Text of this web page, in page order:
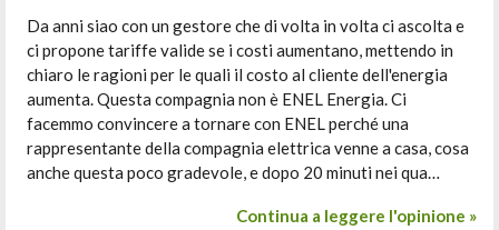
Da anni siao con un gestore che di volta in volta ci ascolta e
ci propone tariffe valide se i costi aumentano, mettendo in
chiaro le ragioni per le quali il costo al cliente dell'energia
aumenta. Questa compagnia non è ENEL Energia. Ci
facemmo convincere a tornare con ENEL perché una
rappresentante della compagnia elettrica venne a casa, cosa
anche questa poco gradevole, e dopo 20 minuti nei qua…
Continua a leggere l'opinione »